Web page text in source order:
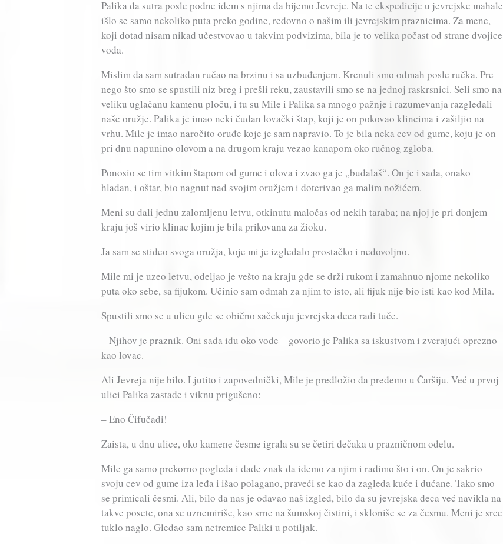
Palika da sutra posle podne idem s njima da bijemo Jevreje. Na te ekspedicije u jevrejske mahale
išlo se samo nekoliko puta preko godine, redovno o našim ili jevrejskim praznicima. Za mene,
koji dotad nisam nikad učestvovao u takvim podvizima, bila je to velika počast od strane dvojice
vođa.
Mislim da sam sutradan ručao na brzinu i sa uzbuđenjem. Krenuli smo odmah posle ručka. Pre
nego što smo se spustili niz breg i prešli reku, zaustavili smo se na jednoj raskrsnici. Seli smo na
veliku uglačanu kamenu ploču, i tu su Mile i Palika sa mnogo pažnje i razumevanja razgledali
naše oružje. Palika je imao neki čudan lovački štap, koji je on pokovao klincima i zašiljio na
vrhu. Mile je imao naročito oruđe koje je sam napravio. To je bila neka cev od gume, koju je on
pri dnu napunino olovom a na drugom kraju vezao kanapom oko ručnog zgloba.
Ponosio se tim vitkim štapom od gume i olova i zvao ga je „budalaš“. On je i sada, onako
hladan, i oštar, bio nagnut nad svojim oružjem i doterivao ga malim nožićem.
Meni su dali jednu zalomljenu letvu, otkinutu maločas od nekih taraba; na njoj je pri donjem
kraju još virio klinac kojim je bila prikovana za žioku.
Ja sam se stideo svoga oružja, koje mi je izgledalo prostačko i nedovoljno.
Mile mi je uzeo letvu, odeljao je vešto na kraju gde se drži rukom i zamahnuo njome nekoliko
puta oko sebe, sa fijukom. Učinio sam odmah za njim to isto, ali fijuk nije bio isti kao kod Mila.
Spustili smo se u ulicu gde se obično sačekuju jevrejska deca radi tuče.
– Njihov je praznik. Oni sada idu oko vode – govorio je Palika sa iskustvom i zverajući oprezno
kao lovac.
Ali Jevreja nije bilo. Ljutito i zapovednički, Mile je predložio da pređemo u Čaršiju. Već u prvoj
ulici Palika zastade i viknu prigušeno:
– Eno Čifučadi!
Zaista, u dnu ulice, oko kamene česme igrala su se četiri dečaka u prazničnom odelu.
Mile ga samo prekorno pogleda i dade znak da idemo za njim i radimo što i on. On je sakrio
svoju cev od gume iza leđa i išao polagano, praveći se kao da zagleda kuće i dućane. Tako smo
se primicali česmi. Ali, bilo da nas je odavao naš izgled, bilo da su jevrejska deca već navikla na
takve posete, ona se uznemiriše, kao srne na šumskoj čistini, i skloniše se za česmu. Meni je srce
tuklo naglo. Gledao sam netremice Paliki u potiljak.